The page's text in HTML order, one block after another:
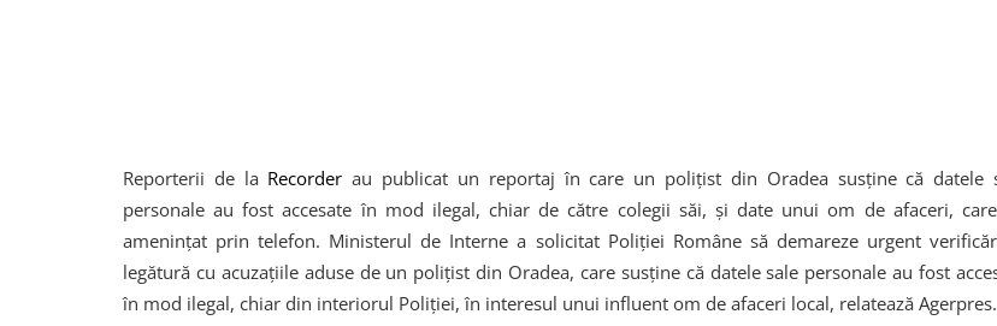
Reporterii de la Recorder au publicat un reportaj în care un poliţist din Oradea susţine că datele
personale au fost accesate în mod ilegal, chiar de către colegii săi, şi date unui om de afaceri,
ameninţat prin telefon. Ministerul de Interne a solicitat Poliţiei Române să demareze urgent
legătură cu acuzaţiile aduse de un poliţist din Oradea, care susţine că datele sale personale au fost
în mod ilegal, chiar din interiorul Poliţiei, în interesul unui influent om de afaceri local, relatează Agerpres.